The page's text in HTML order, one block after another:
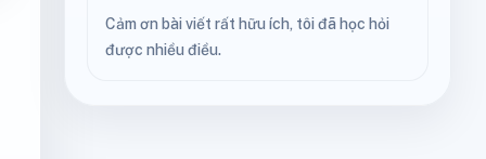
Cảm ơn bài viết rất hữu ích, tôi đã học hỏi
được nhiều điều.